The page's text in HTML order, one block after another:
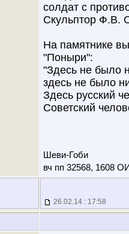
солдат с
Скульптор Ф.В.
На памятнике
"Поныри":
"Здесь не было
здесь не было
Здесь русский
Советский
Шеви-Гоби
вч пп 32568, 1608
26.02.14 : 17:58